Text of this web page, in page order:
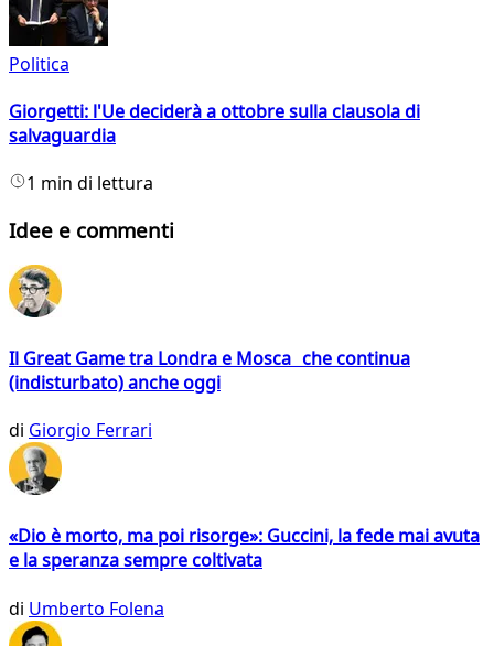
Politica
Giorgetti: l'Ue deciderà a ottobre sulla clausola di
salvaguardia
1 min di lettura
Idee e commenti
Il Great Game tra Londra e Mosca che continua
(indisturbato) anche oggi
di Giorgio Ferrari
«Dio è morto, ma poi risorge»: Guccini, la fede mai avuta
e la speranza sempre coltivata
di Umberto Folena